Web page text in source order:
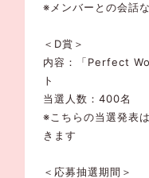
※メンバーとの会話
＜D賞＞
内容：「Perfect
ト
当選人数：400名
※こちらの当選発表
きます
＜応募抽選期間＞